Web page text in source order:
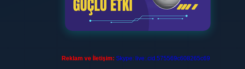
Reklam ve İletişim: Skype: live:.cid.575569c608265c69